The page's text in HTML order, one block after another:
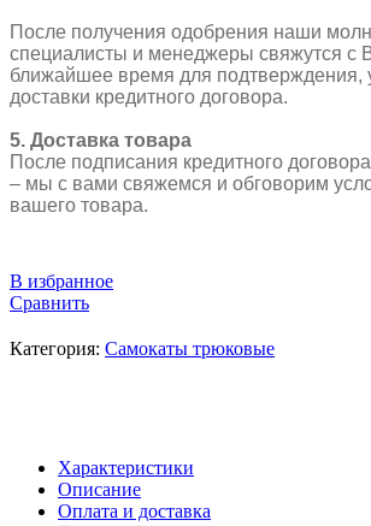
После получения одобрения наши
специалисты и менеджеры свяжутся с
ближайшее время для подтверждения,
доставки кредитного договора.
5. Доставка товара
После подписания кредитного
– мы с вами свяжемся и обговорим
вашего товара.
В избранное
Сравнить
Категория: Самокаты трюковые
Характеристики
Описание
Оплата и доставка